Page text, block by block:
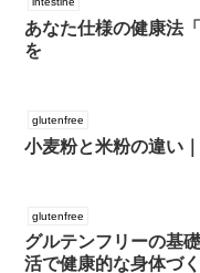
あなた仕様の健康法
を
glutenfree
小麦粉と米粉の違い
glutenfree
グルテンフリーの基
活で健康的な身体づ